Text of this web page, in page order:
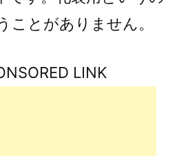
ことがありません。
LINK